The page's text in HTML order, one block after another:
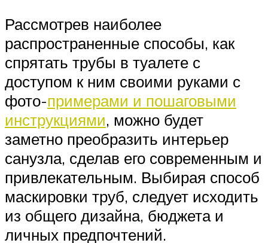
Рассмотрев наиболее
распространенные способы, как
спрятать трубы в туалете с
доступом к ним своими руками с
фото-примерами и пошаговыми
инструкциями, можно будет
заметно преобразить интерьер
санузла, сделав его современным и
привлекательным. Выбирая способ
маскировки труб, следует исходить
из общего дизайна, бюджета и
личных предпочтений.